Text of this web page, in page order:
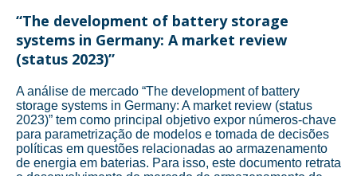
“The development of battery storage
systems in Germany: A market review
(status 2023)”
A análise de mercado “The development of battery
storage systems in Germany: A market review (status
2023)” tem como principal objetivo expor números-chave
para parametrização de modelos e tomada de decisões
políticas em questões relacionadas ao armazenamento
de energia em baterias. Para isso, este documento retrata